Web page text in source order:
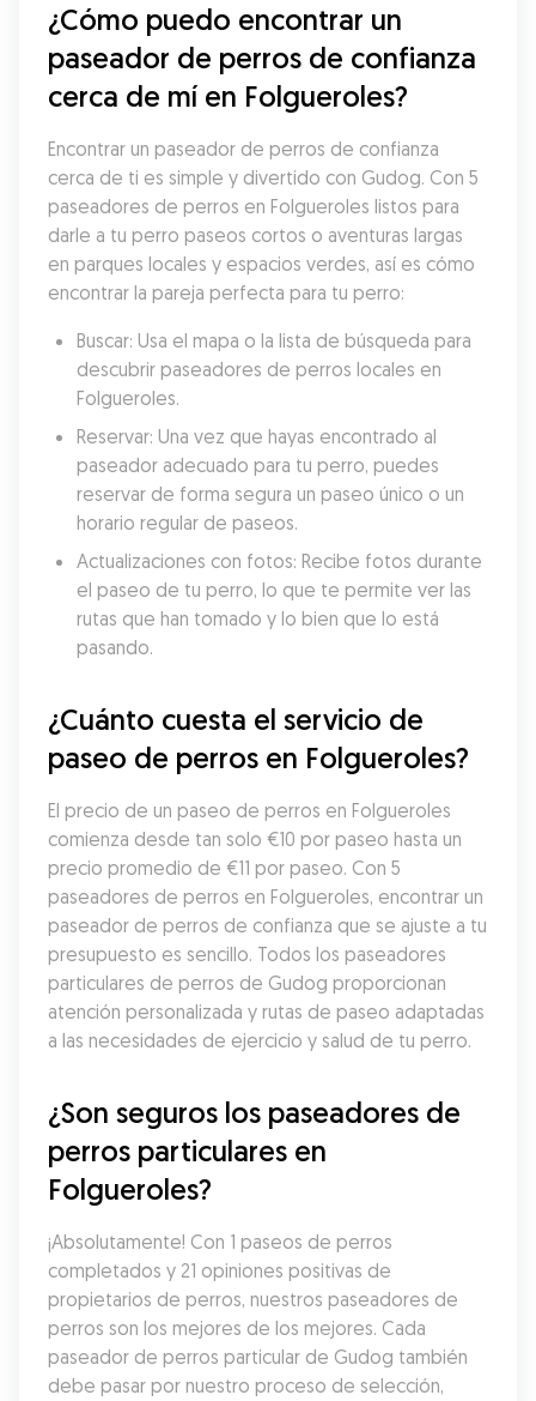
¿Cómo puedo encontrar un
paseador de perros de confianza
cerca de mí en Folgueroles?
Encontrar un paseador de perros de confianza
cerca de ti es simple y divertido con Gudog. Con 5
paseadores de perros en Folgueroles listos para
darle a tu perro paseos cortos o aventuras largas
en parques locales y espacios verdes, así es cómo
encontrar la pareja perfecta para tu perro:
Buscar: Usa el mapa o la lista de búsqueda para
descubrir paseadores de perros locales en
Folgueroles.
Reservar: Una vez que hayas encontrado al
paseador adecuado para tu perro, puedes
reservar de forma segura un paseo único o un
horario regular de paseos.
Actualizaciones con fotos: Recibe fotos durante
el paseo de tu perro, lo que te permite ver las
rutas que han tomado y lo bien que lo está
pasando.
¿Cuánto cuesta el servicio de
paseo de perros en Folgueroles?
El precio de un paseo de perros en Folgueroles
comienza desde tan solo €10 por paseo hasta un
precio promedio de €11 por paseo. Con 5
paseadores de perros en Folgueroles, encontrar un
paseador de perros de confianza que se ajuste a tu
presupuesto es sencillo. Todos los paseadores
particulares de perros de Gudog proporcionan
atención personalizada y rutas de paseo adaptadas
a las necesidades de ejercicio y salud de tu perro.
¿Son seguros los paseadores de
perros particulares en
Folgueroles?
¡Absolutamente! Con 1 paseos de perros
completados y 21 opiniones positivas de
propietarios de perros, nuestros paseadores de
perros son los mejores de los mejores. Cada
paseador de perros particular de Gudog también
debe pasar por nuestro proceso de selección,